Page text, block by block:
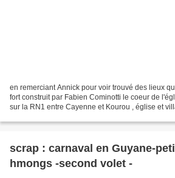
en remerciant Annick pour voir trouvé des lieux
fort construit par Fabien Cominotti le coeur de
sur la RN1 entre Cayenne et Kourou , église et
scrap : carnaval en Guyane-
hmongs -second volet -